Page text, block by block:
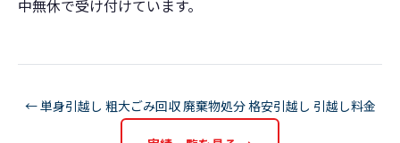
中無休で受け付けています。
← 単身引越し 粗大ごみ回収 廃棄物処分 格安引越し 引越し料金